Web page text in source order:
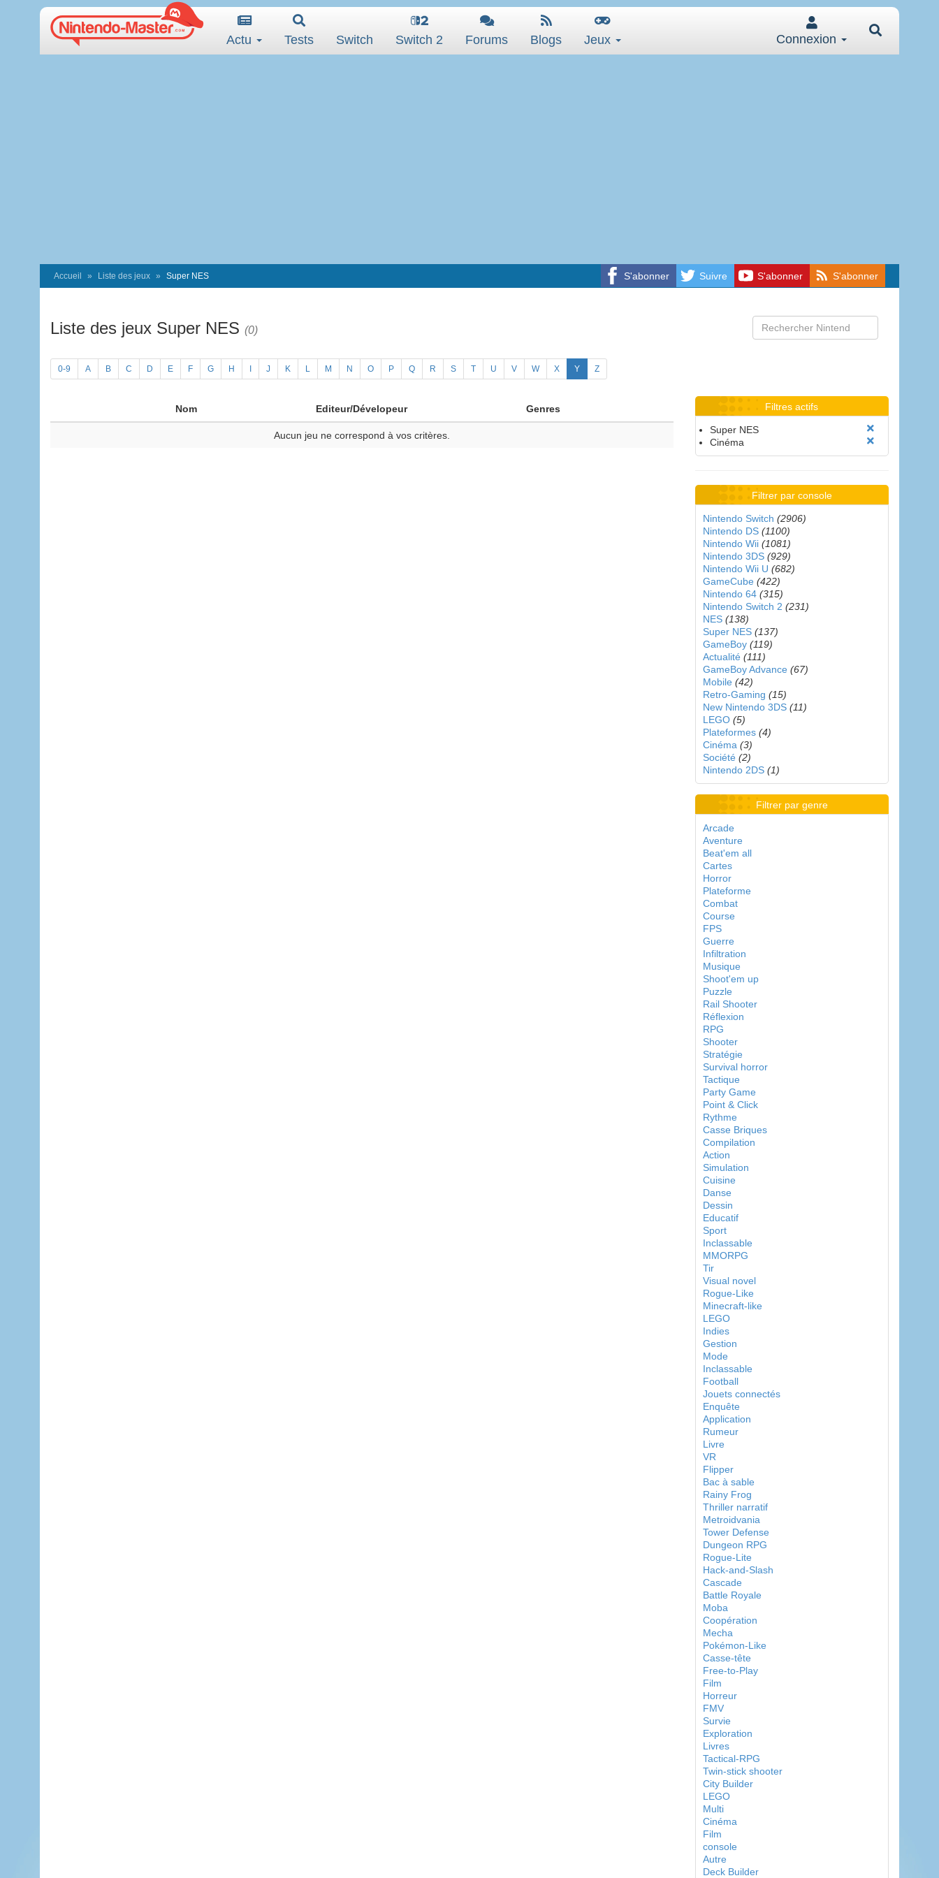
Actu Tests Switch Switch 2 Forums Blogs Jeux Connexion
S'abonner Suivre S'abonner S'abonner
Accueil Liste des jeux Super NES
Liste des jeux Super NES (0)
0-9 A B C D E F G H J K L M N O P Q R S T U V W X Y Z
Nom Editeur/Dévelopeur Genres
Aucun jeu ne correspond à vos critères.
Filtres actifs
Super NES
Cinéma
Filtrer par console
Nintendo Switch (2906)
Nintendo DS (1100)
Nintendo Wii (1081)
Nintendo 3DS (929)
Nintendo Wii U (682)
GameCube (422)
Nintendo 64 (315)
Nintendo Switch 2 (231)
NES (138)
Super NES (137)
GameBoy (119)
Actualité (111)
GameBoy Advance (67)
Mobile (42)
Retro-Gaming (15)
New Nintendo 3DS (11)
LEGO (5)
Plateformes (4)
Cinéma (3)
Société (2)
Nintendo 2DS (1)
Filtrer par genre
Arcade
Aventure
Beat'em all
Cartes
Horror
Plateforme
Combat
Course
FPS
Guerre
Infiltration
Musique
Shoot'em up
Puzzle
Rail Shooter
Réflexion
RPG
Shooter
Stratégie
Survival horror
Tactique
Party Game
Point & Click
Rythme
Casse Briques
Compilation
Action
Simulation
Cuisine
Danse
Dessin
Educatif
Sport
Inclassable
MMORPG
Tir
Visual novel
Rogue-Like
Minecraft-like
LEGO
Indies
Gestion
Mode
Inclassable
Football
Jouets connectés
Enquête
Application
Rumeur
Livre
VR
Flipper
Bac à sable
Rainy Frog
Thriller narratif
Metroidvania
Tower Defense
Dungeon RPG
Rogue-Lite
Hack-and-Slash
Cascade
Battle Royale
Moba
Coopération
Mecha
Pokémon-Like
Casse-tête
Free-to-Play
Film
Horreur
FMV
Survie
Exploration
Livres
Tactical-RPG
Twin-stick shooter
City Builder
LEGO
Multi
Cinéma
Film
console
Autre
Deck Builder